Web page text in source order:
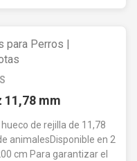
mm
de rejilla de 11,78
animalesDisponible en 2
cm Para garantizar el